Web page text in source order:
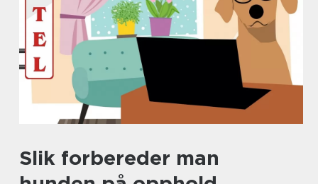
Slik forbereder man